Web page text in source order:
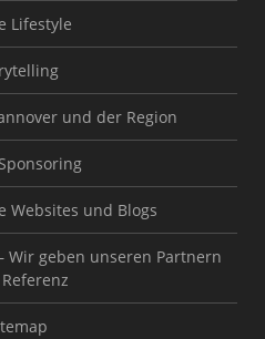
Lifestyle
und der Region
Websites und Blogs
Wir geben unseren Partnern